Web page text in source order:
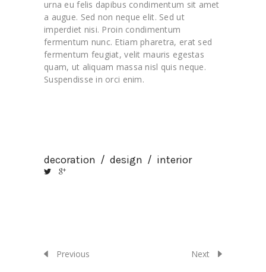
urna eu felis dapibus condimentum sit amet
a augue. Sed non neque elit. Sed ut
imperdiet nisi. Proin condimentum
fermentum nunc. Etiam pharetra, erat sed
fermentum feugiat, velit mauris egestas
quam, ut aliquam massa nisl quis neque.
Suspendisse in orci enim.
decoration / design / interior
Previous Next